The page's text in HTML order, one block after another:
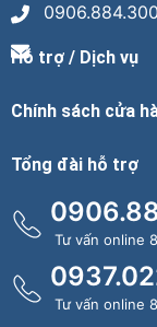
Hỗ trợ / Dịch vụ
Chính sách cửa
Tổng đài hỗ trợ
Tư vấn online
Tư vấn online